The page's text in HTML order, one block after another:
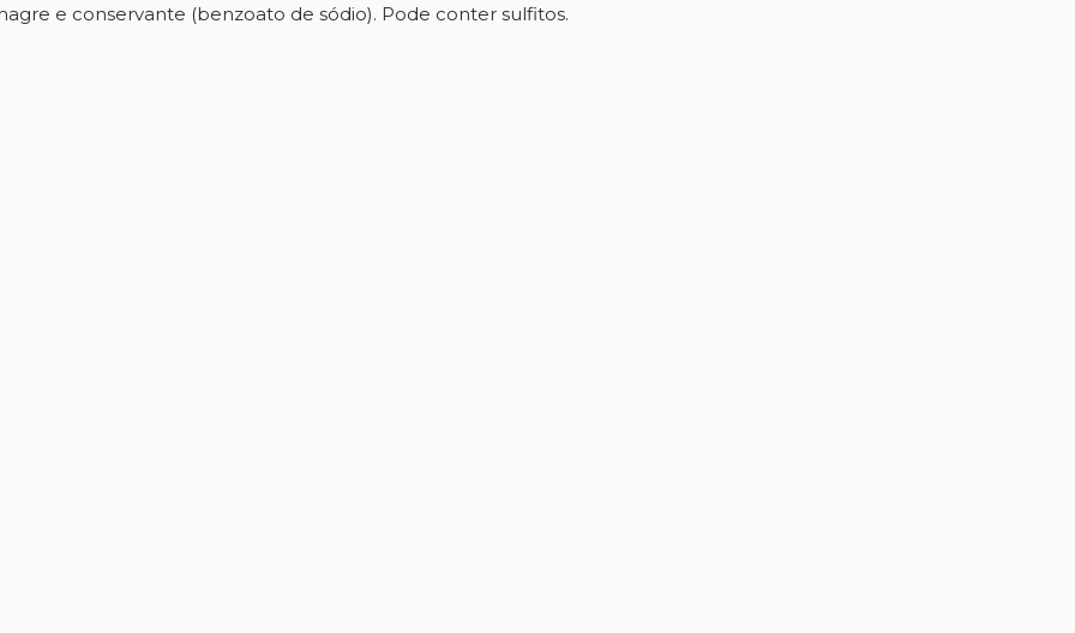
e conservante (benzoato de sódio). Pode conter sulfitos.
LISTA DE DESEJOS